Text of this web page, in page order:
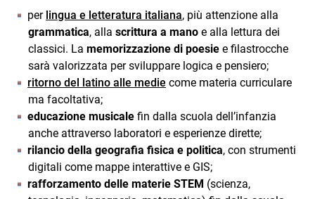
per lingua e letteratura italiana, più attenzione alla
grammatica, alla scrittura a mano e alla lettura dei
classici. La memorizzazione di poesie e filastrocche
sarà valorizzata per sviluppare logica e pensiero;
ritorno del latino alle medie come materia curriculare
ma facoltativa;
educazione musicale fin dalla scuola dell’infanzia
anche attraverso laboratori e esperienze dirette;
rilancio della geografia fisica e politica, con strumenti
digitali come mappe interattive e GIS;
rafforzamento delle materie STEM (scienza,